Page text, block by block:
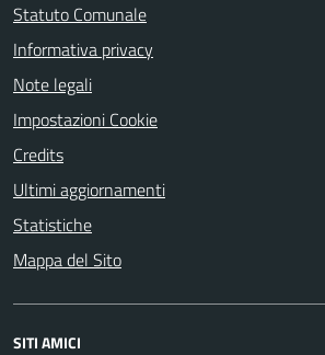
Statuto Comunale
Informativa privacy
Note legali
Impostazioni Cookie
Credits
Ultimi aggiornamenti
Statistiche
Mappa del Sito
SITI AMICI